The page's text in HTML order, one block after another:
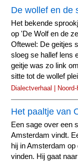
De wollef en de
Het bekende
op 'De Wolf en de
Oftewel: De geitjes
sloeg se hallef lens
geitje was zo link
sitte tot de wollef
Dialectverhaal |
Het paaltje van
Een sage over een
Amsterdam vindt.
hij in Amsterdam
vinden. Hij gaat